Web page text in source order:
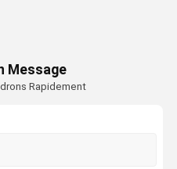
Message
Rapidement